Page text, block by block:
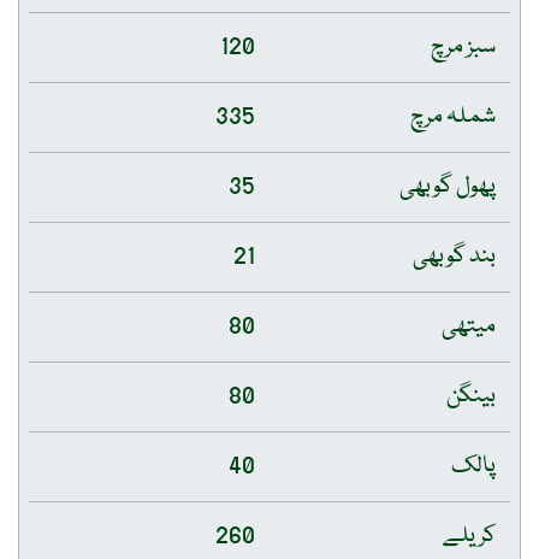
سبز مرچ
120
شملہ مرچ
335
پھول گوبھی
35
بند گوبھی
21
میتھی
80
بینگن
80
پالک
40
کریلے
260